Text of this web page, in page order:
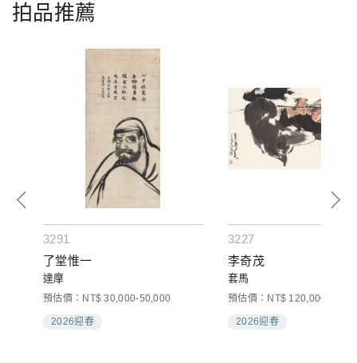
拍品推薦
3291
了堂惟一
達摩
預估價：NT$ 30,000-50,000
2026迎春
3227
李奇茂
套馬
預估價：NT$ 120,000-
2026迎春